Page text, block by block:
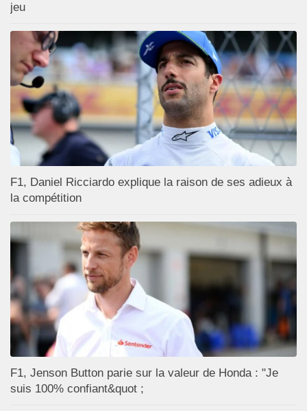
jeu
F1, Daniel Ricciardo explique la raison de ses adieux à
la compétition
F1, Jenson Button parie sur la valeur de Honda : "Je
suis 100% confiant&quot ;